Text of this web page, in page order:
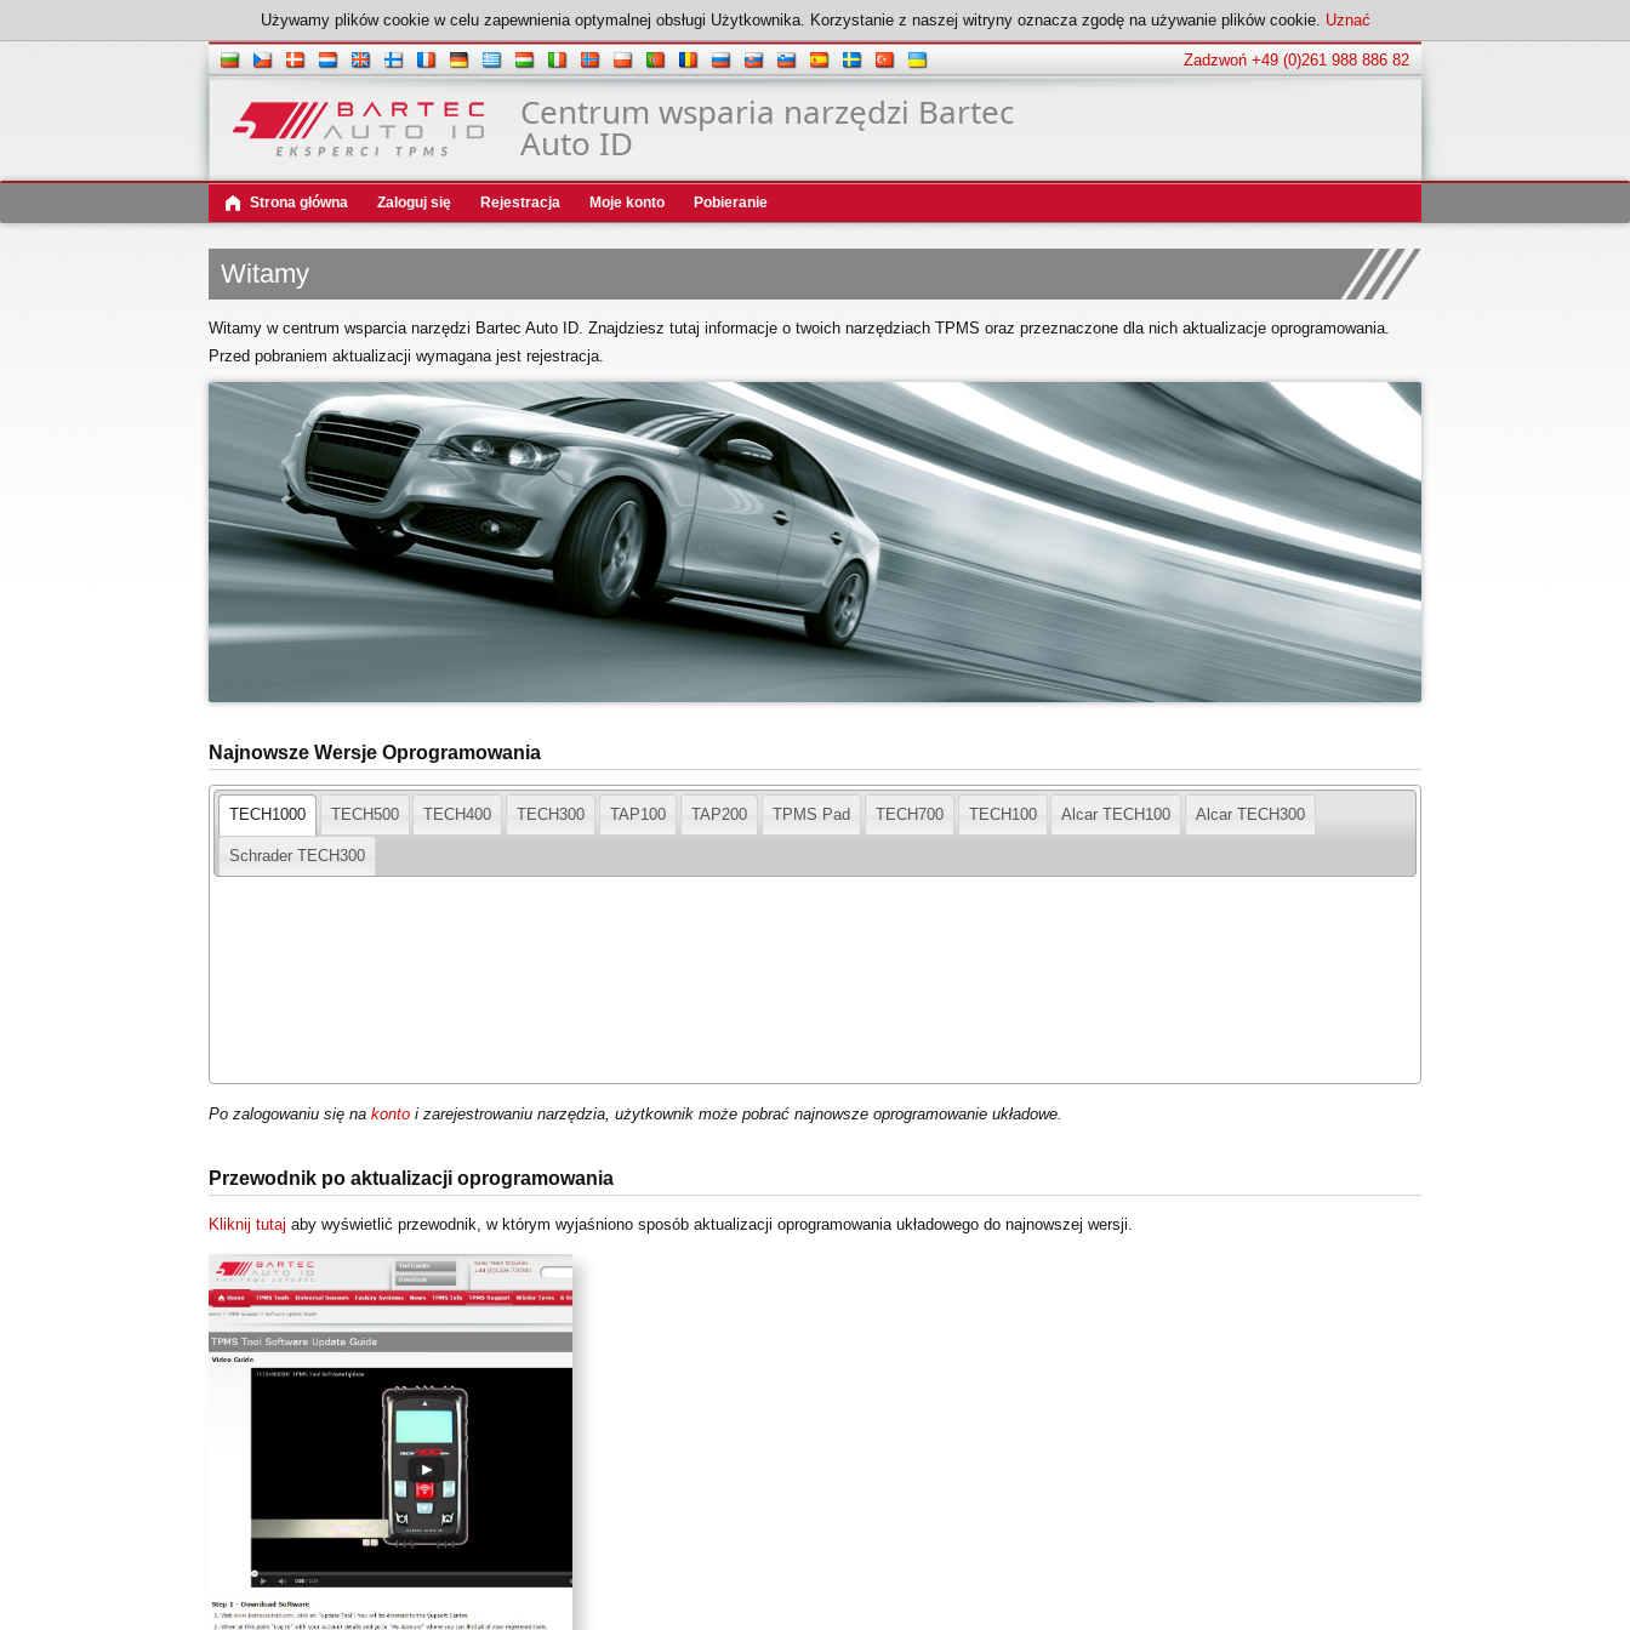
Używamy plików cookie w celu zapewnienia optymalnej obsługi Użytkownika. Korzystanie z naszej witryny oznacza zgodę na używanie plików cookie. Uznać
Zadzwoń +49 (0)261 988 886 82
Centrum wsparia narzędzi Bartec
Auto ID
Strona główna Zaloguj się Rejestracja Moje konto Pobieranie
Witamy
Witamy w centrum wsparcia narzędzi Bartec Auto ID. Znajdziesz tutaj informacje o twoich narzędziach TPMS oraz przeznaczone dla nich aktualizacje oprogramowania.
Przed pobraniem aktualizacji wymagana jest rejestracja.
Najnowsze Wersje Oprogramowania
TECH1000 TECH500 TECH400 TECH300 TAP100 TAP200 TPMS Pad TECH700 TECH100 Alcar TECH100 Alcar TECH300
Schrader TECH300
Po zalogowaniu się na konto i zarejestrowaniu narzędzia, użytkownik może pobrać najnowsze oprogramowanie układowe.
Przewodnik po aktualizacji oprogramowania
Kliknij tutaj aby wyświetlić przewodnik, w którym wyjaśniono sposób aktualizacji oprogramowania układowego do najnowszej wersji.